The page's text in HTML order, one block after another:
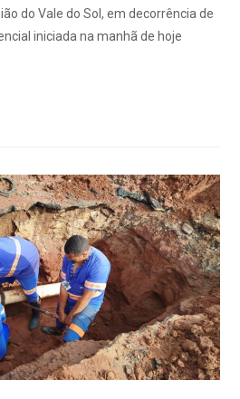
do Vale do Sol, em decorrência de
iniciada na manhã de hoje